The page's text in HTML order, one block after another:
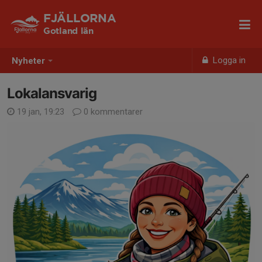
Nyheter Logga in
FJÄLLORNA
Gotland län
Lokalansvarig
19 jan, 19:23 0 kommentarer